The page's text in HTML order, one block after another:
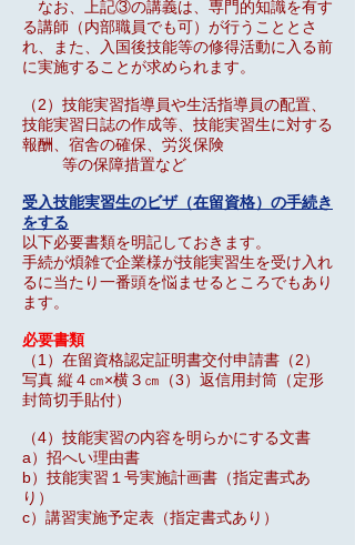
なお、上記③の講義は、専門的知識を有す
る講師（内部職員でも可）が行うこととさ
れ、また、入国後技能等の修得活動に入る前
に実施することが求められます。
（2）技能実習指導員や生活指導員の配置、
技能実習日誌の作成等、技能実習生に対する
報酬、宿舎の確保、労災保険
等の保障措置など
受入技能実習生のビザ（在留資格）の手続き
をする
以下必要書類を明記しておきます。
手続が煩雑で企業様が技能実習生を受け入れ
るに当たり一番頭を悩ませるところでもあり
ます。
必要書類
（1）在留資格認定証明書交付申請書 （2）
写真 縦４㎝×横３㎝ （3）返信用封筒（定形
封筒切手貼付）
（4）技能実習の内容を明らかにする文書
a）招へい理由書
b）技能実習１号実施計画書（指定書式あ
り）
c）講習実施予定表（指定書式あり）